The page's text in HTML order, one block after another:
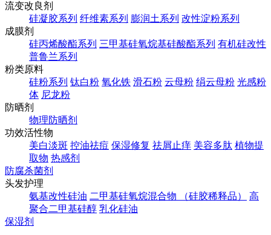
流变改良剂
硅凝胶系列 纤维素系列 膨润土系列 改性淀粉系列
成膜剂
硅丙烯酸酯系列 三甲基硅氧烷基硅酸酯系列 有机硅改性
普鲁兰系列
粉类原料
硅粉系列 钛白粉 氧化铁 滑石粉 云母粉 绢云母粉 光感粉
体 尼龙粉
防晒剂
物理防晒剂
功效活性物
美白淡斑 控油祛痘 保湿修复 祛屑止痒 美容多肽 植物提
取物 热感剂
防腐杀菌剂
头发护理
氨基改性硅油 二甲基硅氧烷混合物 （硅胶稀释品）
高
聚合二甲基硅醇 乳化硅油
保湿剂